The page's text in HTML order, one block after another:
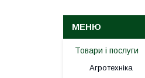
Товари і послуги
Агротехніка